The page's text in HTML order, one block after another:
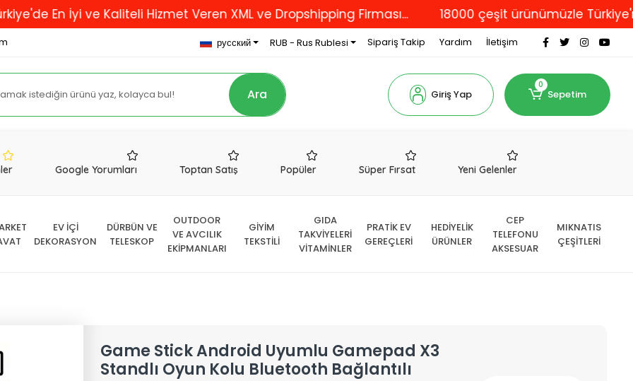
İyi ve Kaliteli Hizmet Veren XML ve Dropshipping Firması... 18000 çeşit ürünümüzle Türkiye'nin
русский RUB - Rus Rublesi Sipariş Takip Yardım İletişim
Ara Giriş Yap
0
Sepetim
Google Yorumları Toptan Satış Popüler Süper Fırsat Yeni Gelenler
EV İÇİ
DEKORASYON
DÜRBÜN VE
TELESKOP
OUTDOOR
VE AVCILIK
EKİPMANLARI
GİYİM
TEKSTİLİ
GIDA
TAKVİYELERİ
VİTAMİNLER
PRATİK EV
GEREÇLERİ
HEDİYELİK
ÜRÜNLER
CEP
TELEFONU
AKSESUAR
MIKNATIS
ÇEŞİTLERİ
Game Stick Android Uyumlu Gamepad X3
Standlı Oyun Kolu Bluetooth Bağlantılı